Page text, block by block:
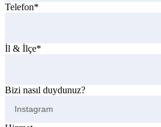
Telefon*
İl & İlçe*
Bizi nasıl duydunuz?